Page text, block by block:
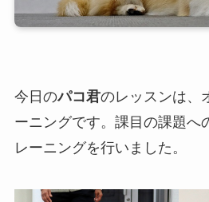
今日のパコ君のレッスンは、
ーニングです。課目の課題へ
レーニングを行いました。